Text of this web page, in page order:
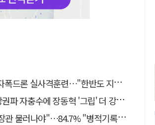
론 실사격훈련…"한반도 지형 학습"
자충수에 장동혁 '그립' 더 강해졌다
러나야"…84.7% "병적기록부 공개해야"